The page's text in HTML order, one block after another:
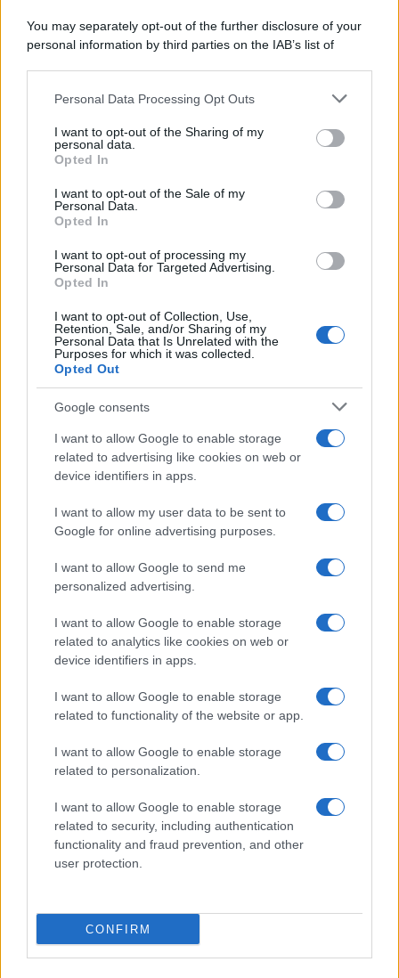
You may separately opt-out of the further disclosure of your
personal information by third parties on the IAB’s list of
This information may also be disclosed by us to third parties
disclose it to other third parties.
Please note that this website/app uses one or more Google
services and may gather and store information including but
not limited to your visit or usage behaviour. You may click to
grant or deny consent to Google and its third-party tags to
consent section.
Personal Data Processing Opt Outs
I want to opt-out of the Sharing of my
personal data.
Opted In
I want to opt-out of the Sale of my
Personal Data.
Opted In
I want to opt-out of processing my
Personal Data for Targeted Advertising.
Opted In
I want to opt-out of Collection, Use,
Retention, Sale, and/or Sharing of my
Personal Data that Is Unrelated with the
Purposes for which it was collected.
Opted Out
Google consents
I want to allow Google to enable storage
related to advertising like cookies on web or
device identifiers in apps.
I want to allow my user data to be sent to
Google for online advertising purposes.
I want to allow Google to send me
personalized advertising.
I want to allow Google to enable storage
related to analytics like cookies on web or
device identifiers in apps.
I want to allow Google to enable storage
related to functionality of the website or app.
I want to allow Google to enable storage
related to personalization.
I want to allow Google to enable storage
related to security, including authentication
functionality and fraud prevention, and other
user protection.
CONFIRM
CHI SIAMO CONTATTI PUBBLICITÀ LAVORA CON NOI
OTTO CHANNEL
Iscritto al Registro degli Operatori di Comunicazione n. 37512
© Riproduzione Riservata – Ne è consentita esclusivamente una
riproduzione parziale con citazione della fonte corretta